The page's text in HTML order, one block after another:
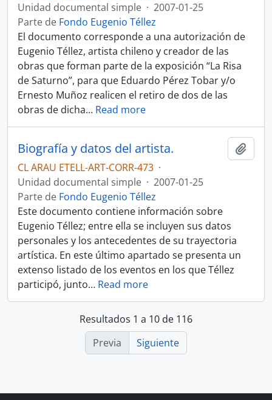
Unidad documental simple · 2007-01-25
Parte de Fondo Eugenio Téllez
El documento corresponde a una autorización de
Eugenio Téllez, artista chileno y creador de las
obras que forman parte de la exposición “La Risa
de Saturno”, para que Eduardo Pérez Tobar y/o
Ernesto Muñoz realicen el retiro de dos de las
obras de dicha… Read more
Biografía y datos del artista.
CL ARAU ETELL-ART-CORR-473 ·
Unidad documental simple · 2007-01-25
Parte de Fondo Eugenio Téllez
Este documento contiene información sobre
Eugenio Téllez; entre ella se incluyen sus datos
personales y los antecedentes de su trayectoria
artística. En este último apartado se presenta un
extenso listado de los eventos en los que Téllez
participó, junto… Read more
Resultados 1 a 10 de 116
Previa
Siguiente